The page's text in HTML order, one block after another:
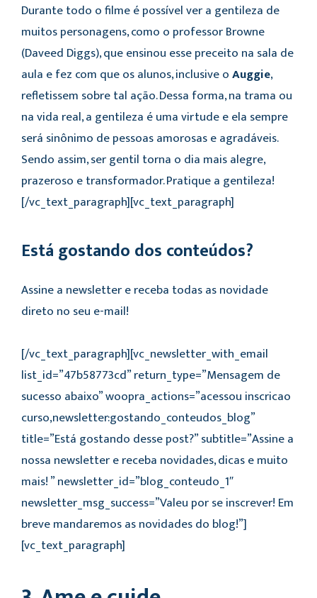
Durante todo o filme é possível ver a gentileza de
muitos personagens, como o professor Browne
(Daveed Diggs), que ensinou esse preceito na sala de
aula e fez com que os alunos, inclusive oAuggie,
refletissem sobre tal ação. Dessa forma, na trama ou
na vida real, a gentileza é uma virtude e ela sempre
será sinônimo de pessoas amorosas e agradáveis.
Sendo assim, ser gentil torna o dia mais alegre,
prazeroso e transformador. Pratique a gentileza!
[/vc_text_paragraph][vc_text_paragraph]
Está gostando dos conteúdos?
Assine a newsletter e receba todas as novidade
direto no seu e-mail!
[/vc_text_paragraph][vc_newsletter_with_email
list_id=”47b58773cd” return_type=”Mensagem de
sucesso abaixo” woopra_actions=”acessou inscricao
curso,newsletter:gostando_conteudos_blog”
title=”Está gostando desse post?” subtitle=”Assine a
nossa newsletter e receba novidades, dicas e muito
mais! ” newsletter_id=”blog_conteudo_1″
newsletter_msg_success=”Valeu por se inscrever! Em
breve mandaremos as novidades do blog!”]
[vc_text_paragraph]